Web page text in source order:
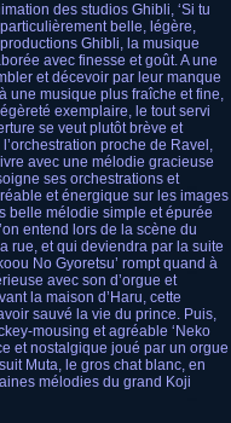
des studios Ghibli, ‘Si tu
particulièrement belle, légère,
Ghibli, la musique
avec finesse et goût. A une
et décevoir par leur manque
une musique plus fraîche et fine,
exemplaire, le tout servi
se veut plutôt brève et
proche de Ravel,
avec une mélodie gracieuse
ses orchestrations et
et énergique sur les images
belle mélodie simple et épurée
entend lors de la scène du
rue, et qui deviendra par la suite
No Gyoretsu’ rompt quand à
avec son d’orgue et
la maison d’Haru, cette
sauvé la vie du prince. Puis,
mousing et agréable ‘Neko
et nostalgique joué par un orgue
Muta, le gros chat blanc, en
mélodies du grand Koji